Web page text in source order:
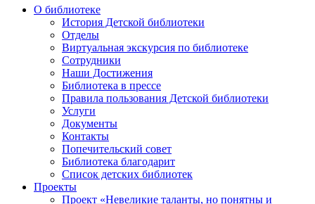
О библиотеке
История Детской библиотеки
Отделы
Виртуальная экскурсия по библиотеке
Сотрудники
Наши Достижения
Библиотека в прессе
Правила пользования Детской библиотеки
Услуги
Документы
Контакты
Попечительский совет
Библиотека благодарит
Список детских библиотек
Проекты
Проект «Невеликие таланты, но понятны и